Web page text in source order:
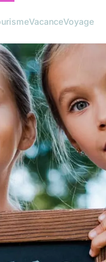
VacanceVoyage